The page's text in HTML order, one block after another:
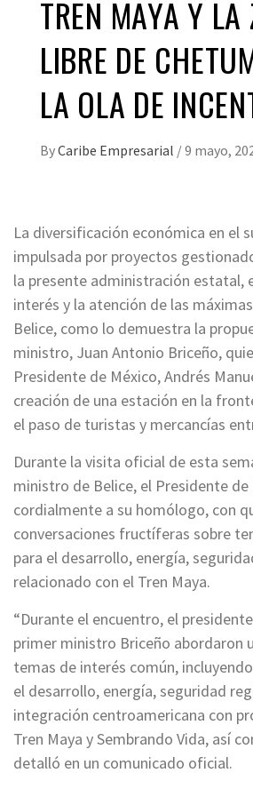
TREN MAYA Y LA
LIBRE DE
LA OLA DE
ByCaribe Empresarial /9 mayo,
La diversificación económica en el
impulsada por proyectos
la presente administración estatal,
interés y la atención de las
Belice, como lo demuestra la
ministro, Juan Antonio Briceño,
Presidente de México, Andrés
creación de una estación en la
el paso de turistas y mercancías
Durante la visita oficial de esta
ministro de Belice, el Presidente de
cordialmente a su homólogo, con
conversaciones fructíferas sobre
para el desarrollo, energía,
relacionado con el Tren Maya.
“Durante el encuentro, el
primer ministro Briceño abordaron
temas de interés común,
el desarrollo, energía, seguridad
integración centroamericana con
Tren Maya y Sembrando Vida, así
detalló en un comunicado oficial.